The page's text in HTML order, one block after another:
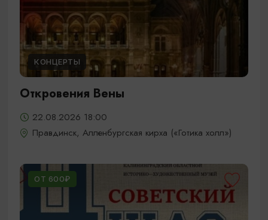
КОНЦЕРТЫ
Откровения Вены
22.08.2026 18:00
Правдинск, Алленбургская кирха («Готика холл»)
ОТ 600₽